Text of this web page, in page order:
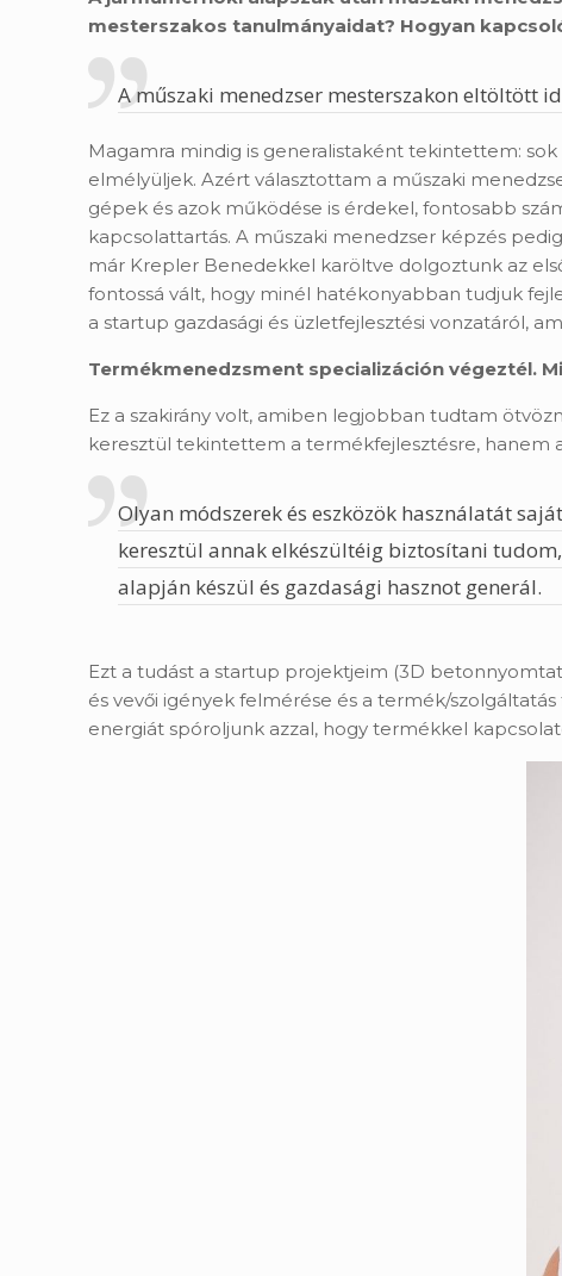
mesterszakos tanulmányaidat? Hogyan
A műszaki menedzser mesterszakon eltöltött
Magamra mindig is generalistaként tekintettem:
elmélyüljek. Azért választottam a műszaki
gépek és azok működése is érdekel, fontosabb
kapcsolattartás. A műszaki menedzser képzés
már Krepler Benedekkel karöltve dolgoztunk az
fontossá vált, hogy minél hatékonyabban tudjuk
a startup gazdasági és üzletfejlesztési vonzatáról,
Termékmenedzsment specializáción végeztél.
Ez a szakirány volt, amiben legjobban tudtam
keresztül tekintettem a termékfejlesztésre, hanem
Olyan módszerek és eszközök használatát
keresztül annak elkészültéig biztosítani
alapján készül és gazdasági hasznot generál.
Ezt a tudást a startup projektjeim (3D
és vevői igények felmérése és a termék/
energiát spóroljunk azzal, hogy termékkel